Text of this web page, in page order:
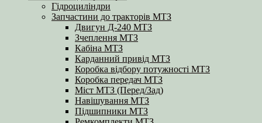
Гідроциліндри
Запчастини до тракторів МТЗ
Двигун Д-240 МТЗ
Зчеплення МТЗ
Кабіна МТЗ
Карданний привід МТЗ
Коробка відбору потужності МТЗ
Коробка передач МТЗ
Міст МТЗ (Перед/Зад)
Навішування МТЗ
Підшипники МТЗ